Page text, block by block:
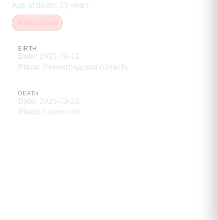
Age at death : 33 years
BIRTH
Date: 1991-09-12
Place: Ленинградская область
DEATH
Date: 2025-03-23
Place: Кингисепп